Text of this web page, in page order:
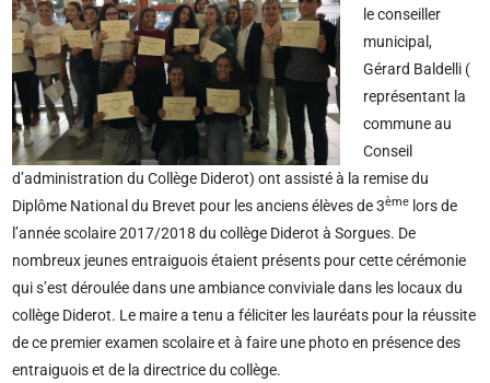
le conseiller
municipal,
Gérard Baldelli (
représentant la
commune au
Conseil
d’administration du Collège Diderot) ont assisté à la remise du
Diplôme National du Brevet pour les anciens élèves de 3ème lors de
l’année scolaire 2017/2018 du collège Diderot à Sorgues. De
nombreux jeunes entraiguois étaient présents pour cette cérémonie
qui s’est déroulée dans une ambiance conviviale dans les locaux du
collège Diderot. Le maire a tenu a féliciter les lauréats pour la réussite
de ce premier examen scolaire et à faire une photo en présence des
entraiguois et de la directrice du collège.